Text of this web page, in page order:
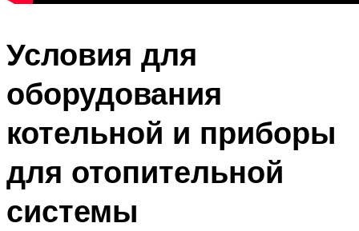
Условия для
оборудования
котельной и приборы
для отопительной
системы